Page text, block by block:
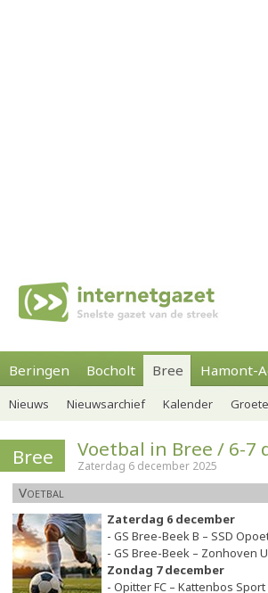
Beringen Bocholt Bree Hamont-
Nieuws Nieuwsarchief Kalender
Bree Voetbal in Bree / 6-7
Zaterdag 6 december 2025
Voetbal
Zaterdag 6 december
- GS Bree-Beek B – SSD
- GS Bree-Beek – Zonhoven
Zondag 7 december
- Opitter FC – Kattenbos Sport